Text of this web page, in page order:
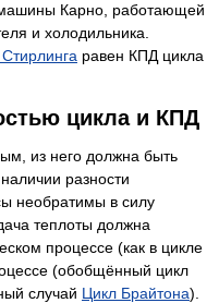
Карно, работающей
и холодильника.
равен КПД цикла
цикла и КПД
из него должна быть
разности
необратимы в силу
теплоты должна
процессе (как в цикле
(обобщённый цикл
случай Цикл Брайтона).